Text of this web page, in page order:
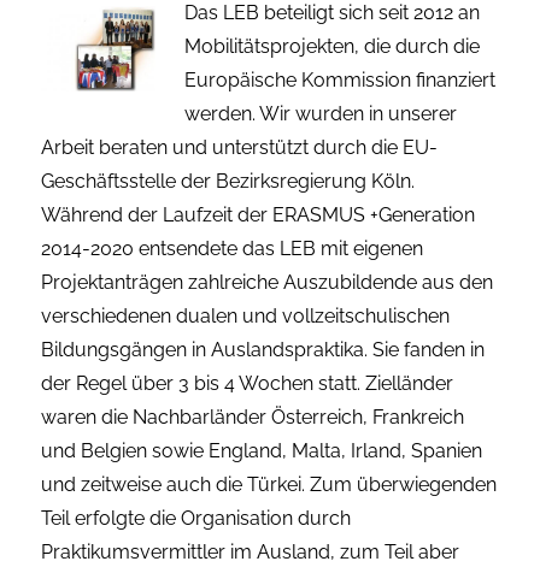
Das LEB beteiligt sich seit 2012 an
Mobilitätsprojekten, die durch die
Europäische Kommission finanziert
werden. Wir wurden in unserer
Arbeit beraten und unterstützt durch die EU-
Geschäftsstelle der Bezirksregierung Köln.
Während der Laufzeit der ERASMUS +Generation
2014-2020 entsendete das LEB mit eigenen
Projektanträgen zahlreiche Auszubildende aus den
verschiedenen dualen und vollzeitschulischen
Bildungsgängen in Auslandspraktika. Sie fanden in
der Regel über 3 bis 4 Wochen statt. Zielländer
waren die Nachbarländer Österreich, Frankreich
und Belgien sowie England, Malta, Irland, Spanien
und zeitweise auch die Türkei. Zum überwiegenden
Teil erfolgte die Organisation durch
Praktikumsvermittler im Ausland, zum Teil aber